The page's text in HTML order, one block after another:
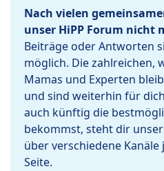
Nach vielen
unser HiPP Forum nicht
Beiträge oder Antworten
möglich. Die zahlreichen,
Mamas und Experten
und sind weiterhin für
auch künftig die
bekommst, steht dir unser
über verschiedene
Seite.